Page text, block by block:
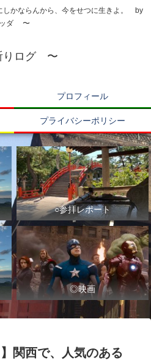
かならんから、今をせつに生きよ。 by
ッダ 〜
ログ 〜
プロフィール
プライバシーポリシー
○参拝レポート
◎映画
関西で、人気のある